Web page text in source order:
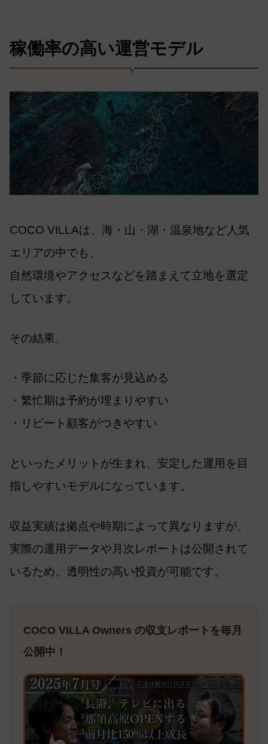
稼働率の高い運営モデル
COCO VILLAは、海・山・湖・温泉地など人気
エリアの中でも、
自然環境やアクセスなどを踏まえて立地を選定
しています。
その結果、
・季節に応じた集客が見込める
・繁忙期は予約が埋まりやすい
・リピート顧客がつきやすい
といったメリットが生まれ、安定した運用を目
指しやすいモデルになっています。
収益実績は拠点や時期によって異なりますが、
実際の運用データや月次レポートは公開されて
いるため、透明性の高い投資が可能です。
COCO VILLA Owners の収支レポートを毎月
公開中！